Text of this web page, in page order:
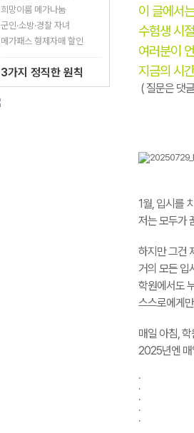
희망이룸 메가나눔
군인·소방·경찰 자녀
메가패스 형제자매 할인
3가지 정직한 원칙
이 글에서
수험생 시
여러분이
지금의 시
( 질문은 댓
1월, 입시를
저는 모두가
하지만 그건
거의 모든 입
학원에서도
스스로에게
매일 아침,
2025년엔 매
.
.
.
.
.